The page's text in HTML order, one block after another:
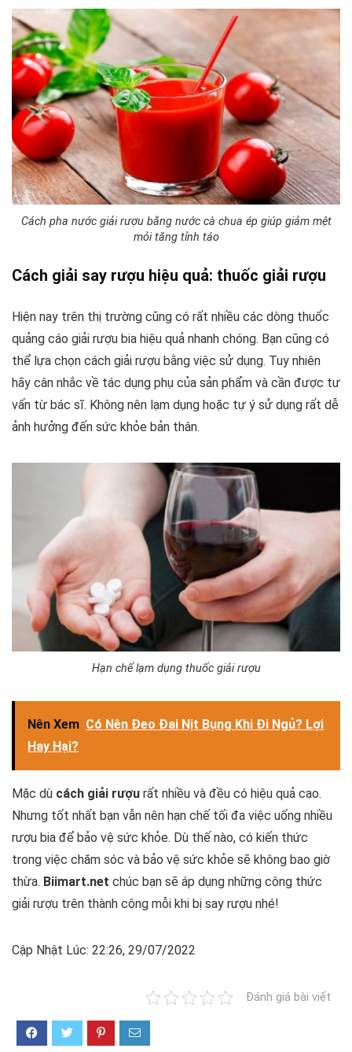
Cách pha nước giải rượu bằng nước cà chua ép giúp giảm mệt
mỏi tăng tỉnh táo
Cách giải say rượu hiệu quả: thuốc giải rượu
Hiện nay trên thị trường cũng có rất nhiều các dòng thuốc
quảng cáo giải rượu bia hiệu quả nhanh chóng. Bạn cũng có
thể lựa chọn cách giải rượu bằng việc sử dụng. Tuy nhiên
hãy cân nhắc về tác dụng phụ của sản phẩm và cần được tư
vấn từ bác sĩ. Không nên lạm dụng hoặc tự ý sử dụng rất dễ
ảnh hưởng đến sức khỏe bản thân.
Hạn chế lạm dụng thuốc giải rượu
Nên Xem Có Nên Đeo Đai Nịt Bụng Khi Đi Ngủ? Lợi
Hay Hại?
Mặc dù cách giải rượu rất nhiều và đều có hiệu quả cao.
Nhưng tốt nhất bạn vẫn nên hạn chế tối đa việc uống nhiều
rượu bia để bảo vệ sức khỏe. Dù thế nào, có kiến thức
trong việc chăm sóc và bảo vệ sức khỏe sẽ không bao giờ
thừa. Biimart.net chúc bạn sẽ áp dụng những công thức
giải rượu trên thành công mỗi khi bị say rượu nhé!
Cập Nhật Lúc: 22:26, 29/07/2022
Đánh giá bài viết